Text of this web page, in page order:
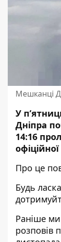
Мешканці
У
Дніпра
14:16
Про це
Будь
Раніше
розповів